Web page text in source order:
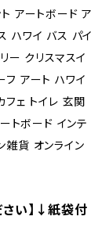
アートボード ア
ハワイ バス パイ
ー クリスマスイ
フ アート ハワイ
ェ トイレ 玄関
トボード インテ
雑貨 オンライン
さい】↓紙袋付